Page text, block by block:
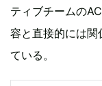
ティブチームの
容と直接的には関
ている。